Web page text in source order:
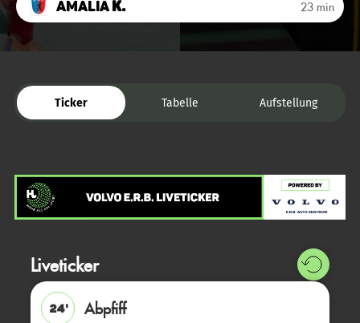
AmaliaK. 23 min
Ticker Tabelle Aufstellung
Liveticker
24'
Abpfiff